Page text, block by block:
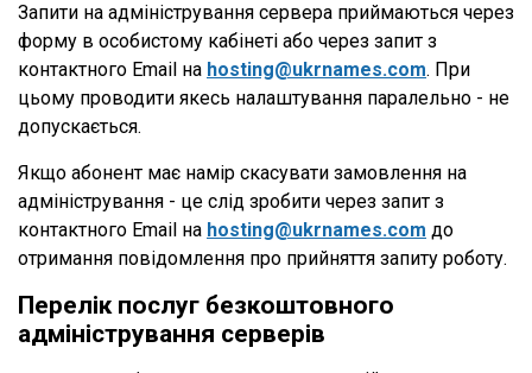
Запити на адміністрування сервера приймаються через
форму в особистому кабінеті або через запит з
контактного Email на hosting@ukrnames.com. При
цьому проводити якесь налаштування паралельно - не
допускається.
Якщо абонент має намір скасувати замовлення на
адміністрування - це слід зробити через запит з
контактного Email на hosting@ukrnames.com до
отримання повідомлення про прийняття запиту роботу.
Перелік послуг безкоштовного
адміністрування серверів